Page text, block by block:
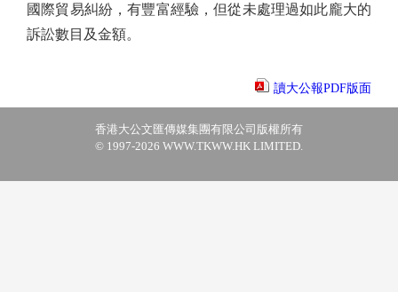
國際貿易糾紛，有豐富經驗，但從未處理過如此龐大的
訴訟數目及金額。
讀大公報PDF版面
香港大公文匯傳媒集團有限公司版權所有
© 1997-2026 WWW.TKWW.HK LIMITED.